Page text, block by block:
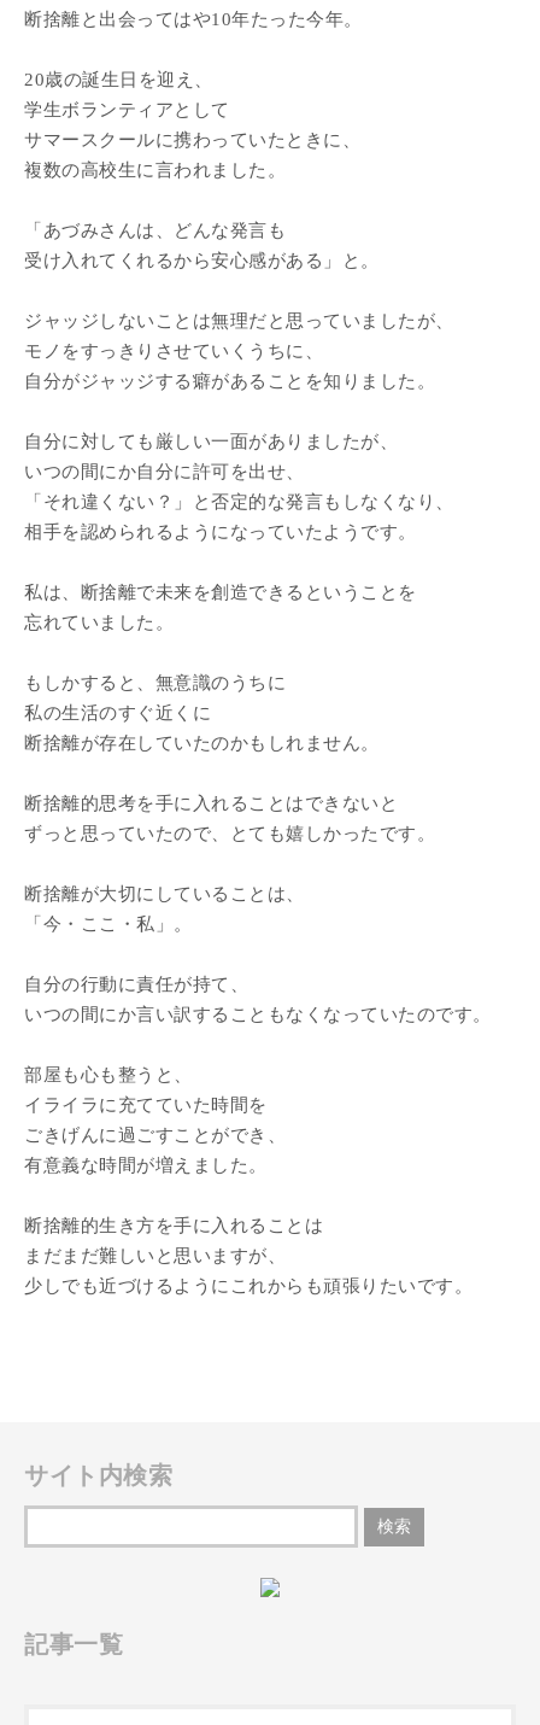
断捨離と出会ってはや10年たった今年。
20歳の誕生日を迎え、
学生ボランティアとして
サマースクールに携わっていたときに、
複数の高校生に言われました。
「あづみさんは、どんな発言も
受け入れてくれるから安心感がある」と。
ジャッジしないことは無理だと思っていましたが、
モノをすっきりさせていくうちに、
自分がジャッジする癖があることを知りました。
自分に対しても厳しい一面がありましたが、
いつの間にか自分に許可を出せ、
「それ違くない？」と否定的な発言もしなくなり、
相手を認められるようになっていたようです。
私は、断捨離で未来を創造できるということを
忘れていました。
もしかすると、無意識のうちに
私の生活のすぐ近くに
断捨離が存在していたのかもしれません。
断捨離的思考を手に入れることはできないと
ずっと思っていたので、とても嬉しかったです。
断捨離が大切にしていることは、
「今・ここ・私」。
自分の行動に責任が持て、
いつの間にか言い訳することもなくなっていたのです。
部屋も心も整うと、
イライラに充てていた時間を
ごきげんに過ごすことができ、
有意義な時間が増えました。
断捨離的生き方を手に入れることは
まだまだ難しいと思いますが、
少しでも近づけるようにこれからも頑張りたいです。
サイト内検索
記事一覧